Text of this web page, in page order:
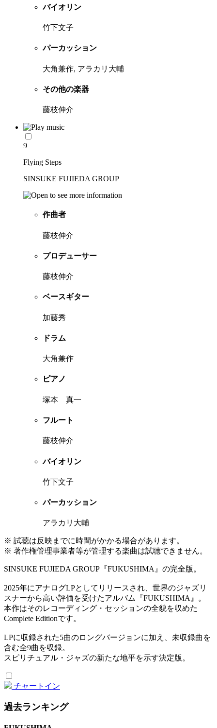
バイオリン
竹下文子
パーカッション
大角兼作, アラカリ大輔
その他の楽器
藤枝伸介
9
Flying Steps
SINSUKE FUJIEDA GROUP
作曲者
藤枝伸介
プロデューサー
藤枝伸介
ベースギター
加藤秀
ドラム
大角兼作
ピアノ
塚本 真一
フルート
藤枝伸介
バイオリン
竹下文子
パーカッション
アラカリ大輔
※ 試聴は反映までに時間がかかる場合があります。
※ 著作権管理事業者等が管理する楽曲は試聴できません。
SINSUKE FUJIEDA GROUP『FUKUSHIMA』の完全版。
2025年にアナログLPとしてリリースされ、世界のジャズリ
スナーから高い評価を受けたアルバム『FUKUSHIMA』。
本作はそのレコーディング・セッションの全貌を収めた
Complete Editionです。
LPに収録された5曲のロングバージョンに加え、未収録曲を
含む全9曲を収録。
スピリチュアル・ジャズの新たな地平を示す決定版。
チャートイン
過去ランキング